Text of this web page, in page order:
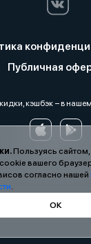
Пользуясь сайтом,
вашего
согласно нашей
.
ОК
Публичная
кэшбэк − в